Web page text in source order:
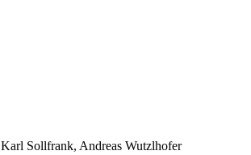
Sollfrank, Andreas Wutzlhofer